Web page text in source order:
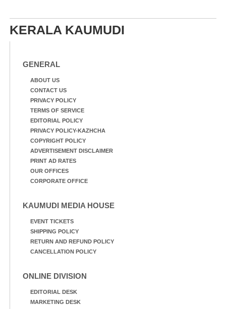
KERALA KAUMUDI
GENERAL
ABOUT US
CONTACT US
PRIVACY POLICY
TERMS OF SERVICE
EDITORIAL POLICY
PRIVACY POLICY-KAZHCHA
COPYRIGHT POLICY
ADVERTISEMENT DISCLAIMER
PRINT AD RATES
OUR OFFICES
CORPORATE OFFICE
KAUMUDI MEDIA HOUSE
EVENT TICKETS
SHIPPING POLICY
RETURN AND REFUND POLICY
CANCELLATION POLICY
ONLINE DIVISION
EDITORIAL DESK
MARKETING DESK